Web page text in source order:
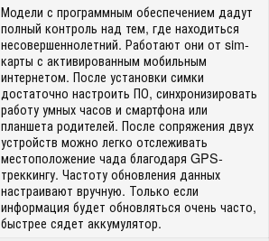
Модели с программным обеспечением дадут
полный контроль над тем, где находиться
несовершеннолетний. Работают они от sim-
карты с активированным мобильным
интернетом. После установки симки
достаточно настроить ПО, синхронизировать
работу умных часов и смартфона или
планшета родителей. После сопряжения двух
устройств можно легко отслеживать
местоположение чада благодаря GPS-
треккингу. Частоту обновления данных
настраивают вручную. Только если
информация будет обновляться очень часто,
быстрее сядет аккумулятор.